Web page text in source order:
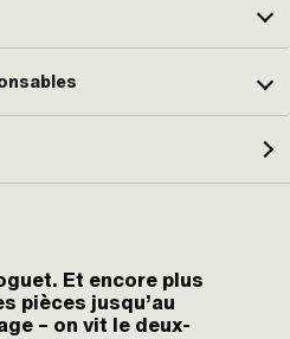
Et encore plus
pièces jusqu’au
– on vit le deux-